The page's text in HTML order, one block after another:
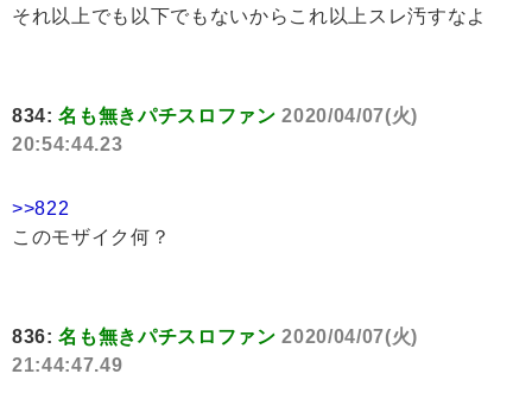
それ以上でも以下でもないからこれ以上スレ汚すなよ
834:名も無きパチスロファン 2020/04/07(火)
20:54:44.23
>>822
このモザイク何？
836:名も無きパチスロファン 2020/04/07(火)
21:44:47.49